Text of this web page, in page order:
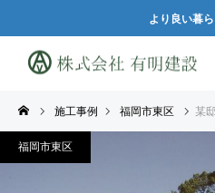
より良い暮
施工事例 福岡市東区 某
福岡市東区